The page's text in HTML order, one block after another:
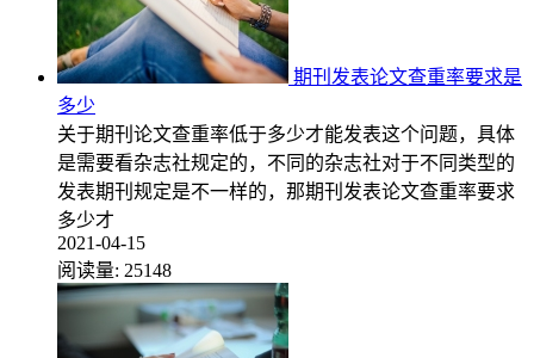
期刊发表论文查重率要求是
多少
关于期刊论文查重率低于多少才能发表这个问题，具体
是需要看杂志社规定的，不同的杂志社对于不同类型的
发表期刊规定是不一样的，那期刊发表论文查重率要求
多少才
2021-04-15
阅读量: 25148